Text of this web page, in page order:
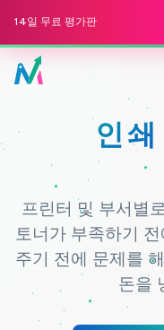
14일 무료 평가판
프린터
프린터 및 부서별
토너가 부족하기
주기 전에 문제를
돈을